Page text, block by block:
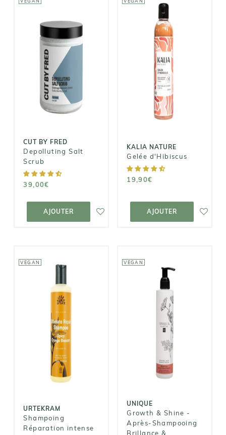
CUT BY FRED
Depolluting Salt
Scrub
39,00€
AJOUTER
CUT BY FRED
Depolluting
Salt Scrub
39,00€
AJOUTER AU
PANIER
KALIA NATURE
Gelée d'Hibiscus
19,90€
AJOUTER
KALIA NATURE
Gelée
d'Hibiscus
19,90€
AJOUTER AU
PANIER
VEGAN
URTEKRAM
Shampoing
Réparation intense
URTEKRAM
Shampoing
Réparation
intense à la
Fleur
d'Oranger
VEGAN
UNIQUE
Growth & Shine -
Après-Shampooing
Brillance &
UNIQUE
Growth &
Shine - Après-
Shampooing
Brillance &
Nutrition